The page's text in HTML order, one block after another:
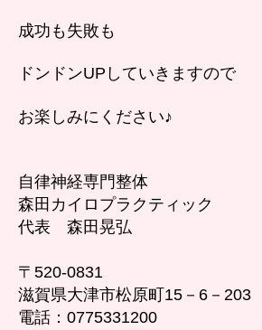
成功も失敗も
ドンドンUPしていきますので
お楽しみにください♪
自律神経専門整体
森田カイロプラクティック
代表 森田晃弘
〒520-0831
滋賀県大津市松原町15－6－203
電話：0775331200